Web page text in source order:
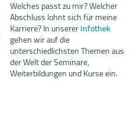
Welches passt zu mir? Welcher
Abschluss lohnt sich für meine
Karriere? In unsererInfothek
gehen wir auf die
unterschiedlichsten Themen aus
der Welt der Seminare,
Weiterbildungen und Kurse ein.